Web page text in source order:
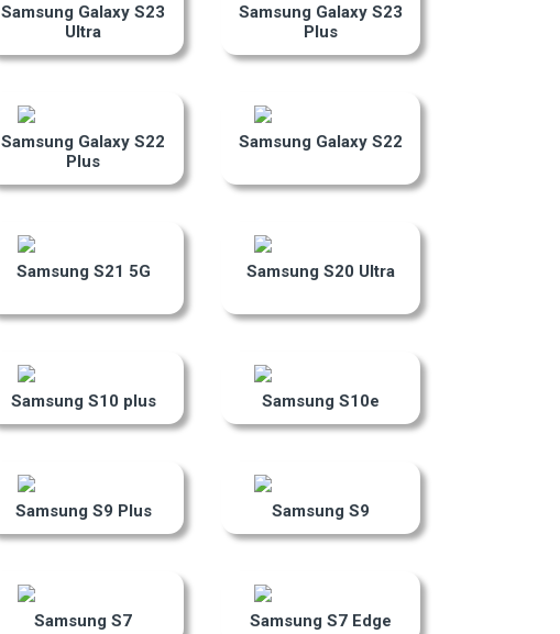
Samsung Galaxy S23
Ultra
Samsung Galaxy S23
Plus
Samsung Galaxy S22
Plus
Samsung Galaxy S22
Samsung S21 5G Samsung S20 Ultra
Samsung S10 plus Samsung S10e
Samsung S9 Plus Samsung S9
Samsung S7 Samsung S7 Edge